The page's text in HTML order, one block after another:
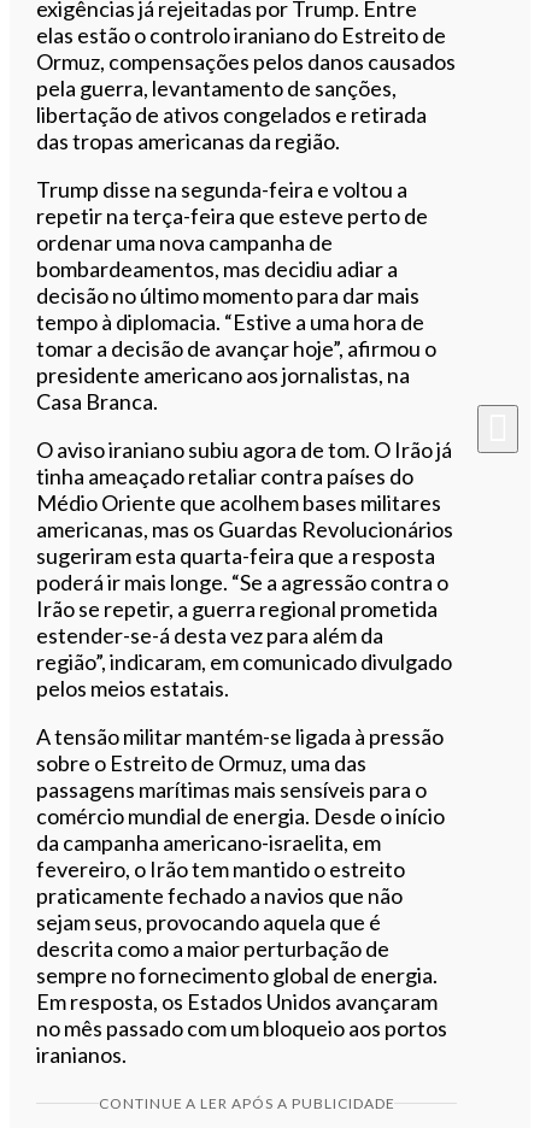
exigências já rejeitadas por Trump. Entre
elas estão o controlo iraniano do Estreito de
Ormuz, compensações pelos danos causados
pela guerra, levantamento de sanções,
libertação de ativos congelados e retirada
das tropas americanas da região.
Trump disse na segunda-feira e voltou a
repetir na terça-feira que esteve perto de
ordenar uma nova campanha de
bombardeamentos, mas decidiu adiar a
decisão no último momento para dar mais
tempo à diplomacia. “Estive a uma hora de
tomar a decisão de avançar hoje”, afirmou o
presidente americano aos jornalistas, na
Casa Branca.
O aviso iraniano subiu agora de tom. O Irão já
tinha ameaçado retaliar contra países do
Médio Oriente que acolhem bases militares
americanas, mas os Guardas Revolucionários
sugeriram esta quarta-feira que a resposta
poderá ir mais longe. “Se a agressão contra o
Irão se repetir, a guerra regional prometida
estender-se-á desta vez para além da
região”, indicaram, em comunicado divulgado
pelos meios estatais.
A tensão militar mantém-se ligada à pressão
sobre o Estreito de Ormuz, uma das
passagens marítimas mais sensíveis para o
comércio mundial de energia. Desde o início
da campanha americano-israelita, em
fevereiro, o Irão tem mantido o estreito
praticamente fechado a navios que não
sejam seus, provocando aquela que é
descrita como a maior perturbação de
sempre no fornecimento global de energia.
Em resposta, os Estados Unidos avançaram
no mês passado com um bloqueio aos portos
iranianos.
CONTINUE A LER APÓS A PUBLICIDADE